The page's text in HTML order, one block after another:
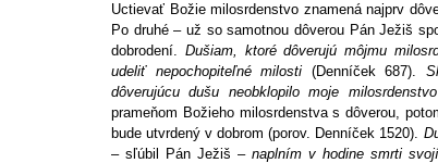
Uctievať Božie milosrdenstvo znamená najprv
Po druhé – už so samotnou dôverou Pán Ježiš
dobrodení. Dušiam, ktoré dôverujú môjmu
udeliť nepochopiteľné milosti (Denníček 687).
dôverujúcu dušu neobklopilo moje milosrdenstvo
prameňom Božieho milosrdenstva s dôverou,
bude utvrdený v dobrom (porov. Denníček 1520).
– sľúbil Pán Ježiš – naplním v hodine smrti